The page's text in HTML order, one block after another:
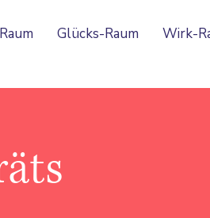
Glücks-Raum Wirk-